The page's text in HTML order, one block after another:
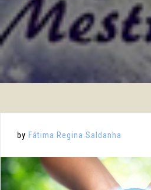
by Fátima Regina Saldanha